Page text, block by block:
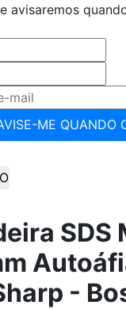
avisaremos
AVISE-ME
SDS
-